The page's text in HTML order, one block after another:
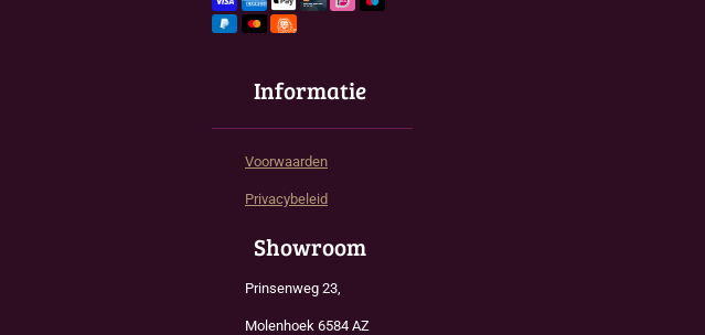
Informatie
Voorwaarden
Privacybeleid
Showroom
Prinsenweg 23,
Molenhoek 6584 AZ